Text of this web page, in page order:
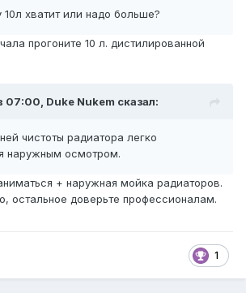
10л хватит или надо больше?
прогоните 10 л. дистилированной
07:00, Duke Nukem сказал:
чистоты радиатора легко
наружным осмотром.
+ наружная мойка радиаторов.
остальное доверьте профессионалам.
1